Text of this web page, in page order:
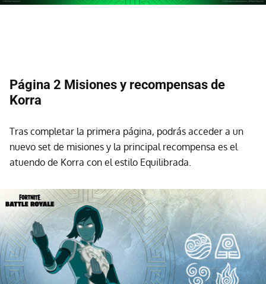
Página 2 Misiones y recompensas de
Korra
Tras completar la primera página, podrás acceder a un
nuevo set de misiones y la principal recompensa es el
atuendo de Korra con el estilo Equilibrada.